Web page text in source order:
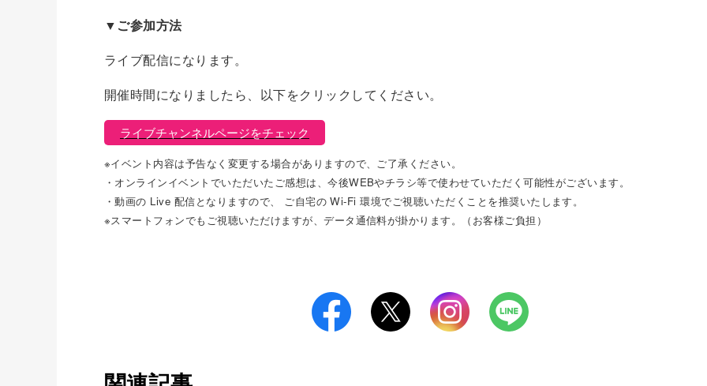
▼ご参加方法
ライブ配信になります。
開催時間になりましたら、以下をクリックしてください。
ライブチャンネルページをチェック
※イベント内容は予告なく変更する場合がありますので、ご了承ください。
・オンラインイベントでいただいたご感想は、今後WEBやチラシ等で使わせていただく可能性がございます。
・動画の Live 配信となりますので、 ご自宅の Wi-Fi 環境でご視聴いただくことを推奨いたします。
※スマートフォンでもご視聴いただけますが、データ通信料が掛かります。（お客様ご負担）